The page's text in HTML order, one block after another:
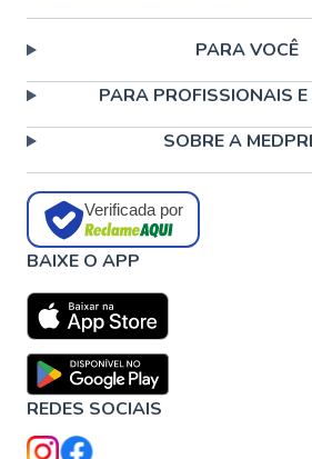
PARA VOCÊ
PARA PROFISSIONAIS
SOBRE A
Verificada por
BAIXE O APP
REDES SOCIAIS